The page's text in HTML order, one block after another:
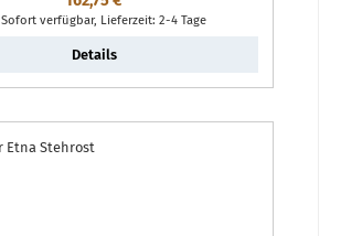
Sofort verfügbar, Lieferzeit: 2-4 Tage
Details